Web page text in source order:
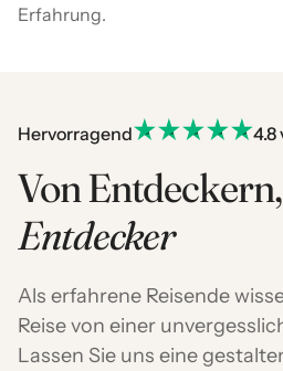
Erfahrung.
Hervorragend 4.8
Von Entdeckern,
Entdecker
Als erfahrene Reisende
Reise von einer
Lassen Sie uns eine